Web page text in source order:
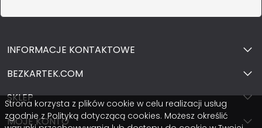
INFORMACJE KONTAKTOWE
BEZKARTEK.COM
SKLEP
MOJE KONTO
Strona korzysta z plików cookie w celu realizacji usług
zgodnie z Polityką dotyczącą cookies. Możesz określić